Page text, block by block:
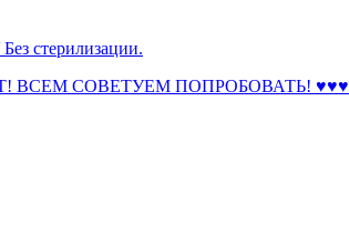
стерилизации.
ВСЕМ СОВЕТУЕМ ПОПРОБОВАТЬ! ♥♥♥